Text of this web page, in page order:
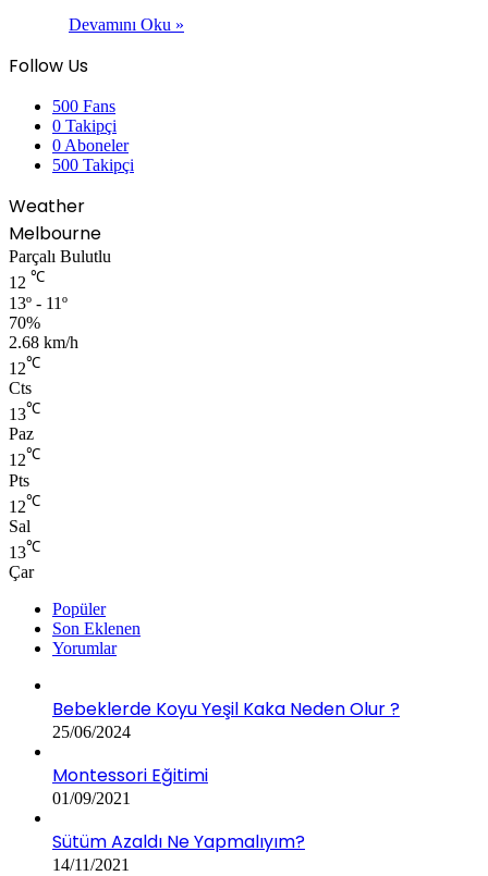
Devamını Oku »
Follow Us
500 Fans
0 Takipçi
0 Aboneler
500 Takipçi
Weather
Melbourne
Parçalı Bulutlu
12 ℃
13º - 11º
70%
2.68 km/h
12℃
Cts
13℃
Paz
12℃
Pts
12℃
Sal
13℃
Çar
Popüler
Son Eklenen
Yorumlar
Bebeklerde Koyu Yeşil Kaka Neden Olur ?
25/06/2024
Montessori Eğitimi
01/09/2021
Sütüm Azaldı Ne Yapmalıyım?
14/11/2021